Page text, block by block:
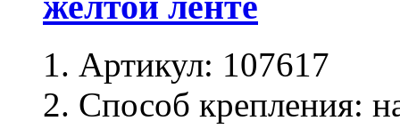
Артикул: 107617
Способ крепления: